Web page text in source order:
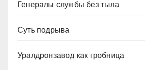
Генералы службы без тыла
Суть подрыва
Уралдронзавод как гробница